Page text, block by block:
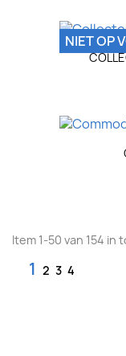
NIET OP
Item 1-50 van 154 in
1 2 3 4